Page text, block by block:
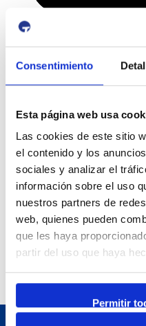
Consentimiento
Esta página web usa
Las cookies de este sitio
el contenido y los
sociales y analizar el
información sobre el uso
nuestros partners de
web, quienes pueden
que les haya
partir del uso que haya
Permitir
Canals